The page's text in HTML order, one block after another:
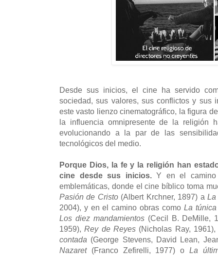
Desde sus inicios, el cine ha servido
sociedad, sus valores, sus conflictos y sus
este vasto lienzo cinematográfico, la figura
la influencia omnipresente de la religión
evolucionando a la par de las
tecnológicos del medio.
Porque Dios, la fe y la religión han
cine desde sus inicios.Y en el camino
emblemáticas, donde el cine bíblico toma
Pasión de Cristo (Albert Krchner, 1897) aLa
2004), y en el camino obras como La
Los diez mandamientos(Cecil B. DeMille,
1959),Rey de Reyes (Nicholas Ray,
contada (George Stevens, David Lean,
Nazaret(Franco Zefirelli, 1977) o La